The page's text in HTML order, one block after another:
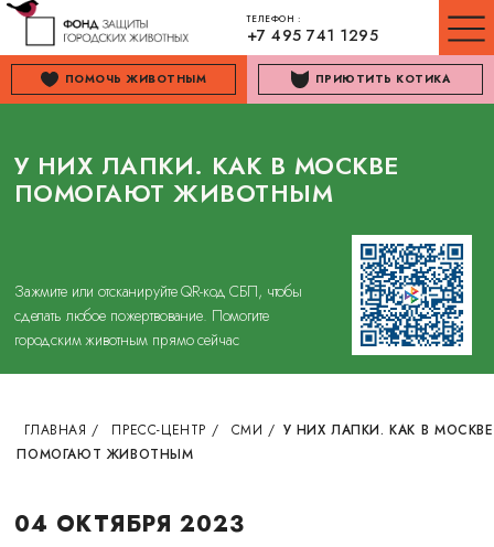
ТЕЛЕФОН :
+7 495 741 1295
ПОМОЧЬ ЖИВОТНЫМ ПРИЮТИТЬ КОТИКА
У НИХ ЛАПКИ. КАК В МОСКВЕ
ПОМОГАЮТ ЖИВОТНЫМ
Зажмите или отсканируйте QR-код СБП, чтобы
сделать любое пожертвование. Помогите
городским животным прямо сейчас
ГЛАВНАЯ / ПРЕСС-ЦЕНТР / СМИ / У НИХ ЛАПКИ. КАК В МОСКВЕ
ПОМОГАЮТ ЖИВОТНЫМ
04 ОКТЯБРЯ 2023